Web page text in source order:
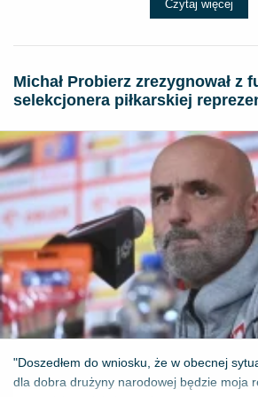
Czytaj więcej
Michał Probierz zrezygnował z
selekcjonera piłkarskiej
"Doszedłem do wniosku, że w obecnej
dla dobra drużyny narodowej będzie moja